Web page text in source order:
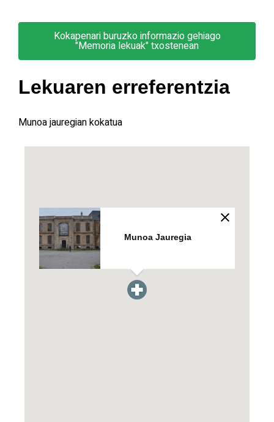
Kokapenari buruzko informazio gehiago
"Memoria lekuak" txostenean
Lekuaren erreferentzia
Munoa jauregian kokatua
Munoa Jauregia